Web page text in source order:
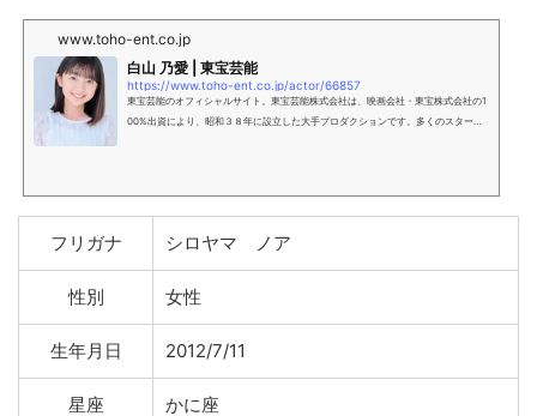
www.toho-ent.co.jp
白山 乃愛 | 東宝芸能
https://www.toho-ent.co.jp/actor/66857
東宝芸能のオフィシャルサイト。東宝芸能株式会社は、映画会社・東宝株式会社の1
00%出資により、昭和３８年に設立した大手プロダクションです。多くのスター女
フリガナ シロヤマ ノア
性別 女性
生年月日 2012/7/11
星座 かに座